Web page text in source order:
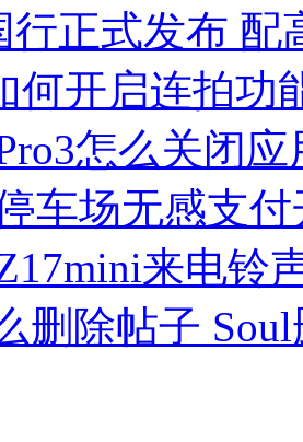
行正式发布 配
何开启连拍功
怎么关闭
车场无感支
来电铃
删除帖子